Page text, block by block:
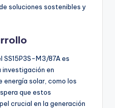
soluciones sostenibles y
SS15P3S-M3/87A es
investigación en
solar, como los
que estos
crucial en la generación